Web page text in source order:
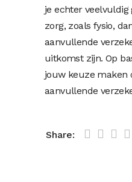
je echter
zorg, zoals fysio,
aanvullende
uitkomst zijn. Op
jouw keuze maken
aanvullende
Share: